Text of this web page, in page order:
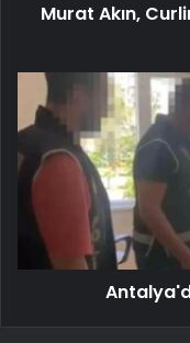
Murat Akın,